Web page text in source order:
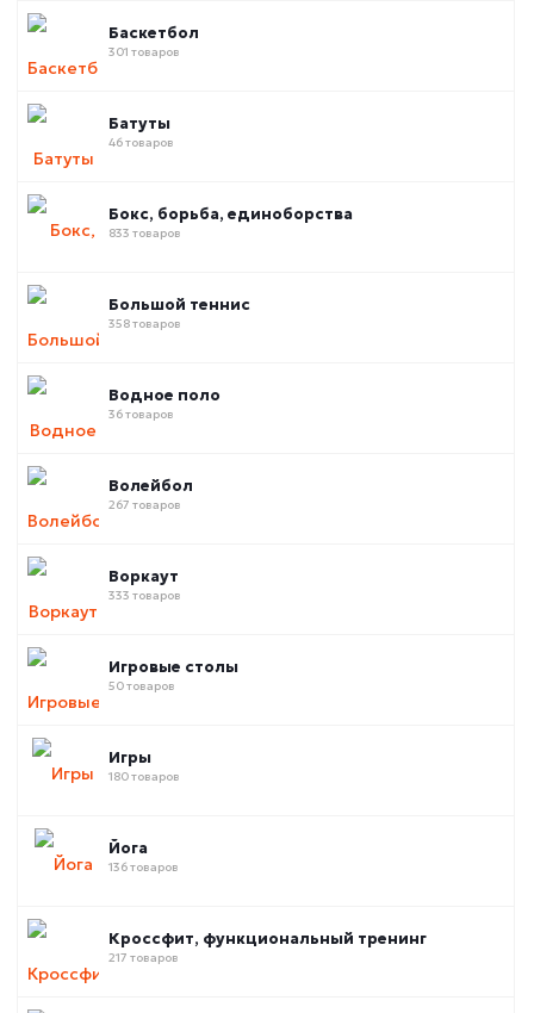
Баскетбол
301 товаров
Батуты
46 товаров
Бокс, борьба, единоборства
833 товаров
Большой теннис
358 товаров
Водное поло
36 товаров
Волейбол
267 товаров
Воркаут
333 товаров
Игровые столы
50 товаров
Игры
180 товаров
Йога
136 товаров
Кроссфит, функциональный тренинг
217 товаров